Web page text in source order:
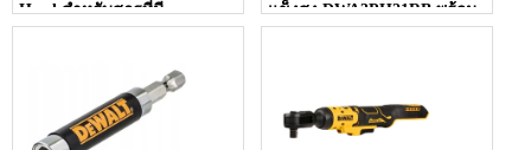
Head สำหรับสกรูที่มี
ประสิทธิภาพ
แข็งสูง DWA3PH21RB พร้อม
หัว Phillips ประเภท